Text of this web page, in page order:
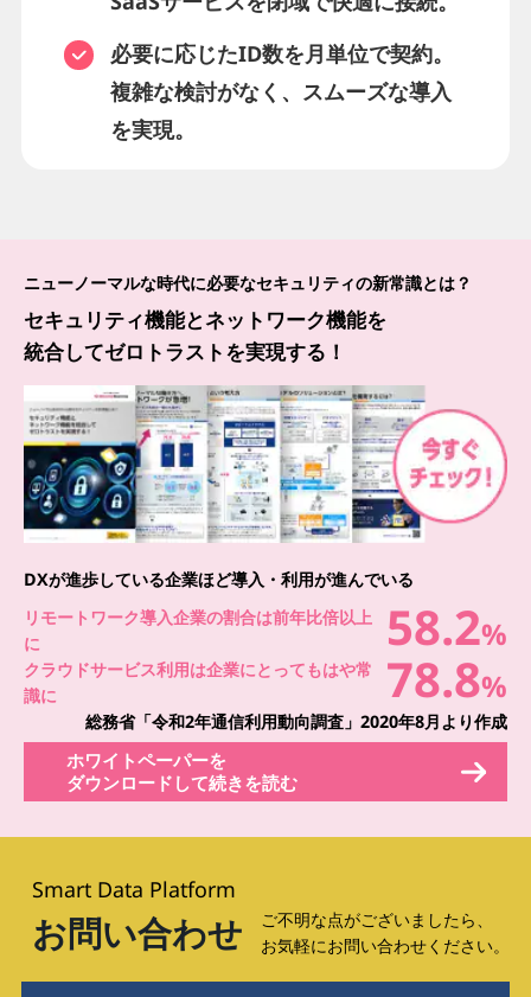
必要に応じたID数を月単位で契約。
複雑な検討がなく、スムーズな導入
を実現。
ニューノーマルな時代に必要なセキュリティの新常識とは？
セキュリティ機能とネットワーク機能を
統合してゼロトラストを実現する！
DXが進歩している企業ほど導入・利用が進んでいる
リモートワーク導入企業の割合は前年比倍以上
に
58.2%
クラウドサービス利用は企業にとってもはや常
識に
78.8%
総務省「令和2年通信利用動向調査」2020年8月より作成
ホワイトペーパーを
ダウンロードして続きを読む
Smart Data Platform
お問い合わせ
ご不明な点がございましたら、
お気軽にお問い合わせください。